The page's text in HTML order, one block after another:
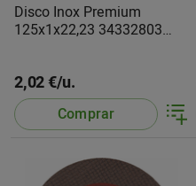
Disco Inox Premium
125x1x22,23 34332803
2,02 €/u.
Comprar